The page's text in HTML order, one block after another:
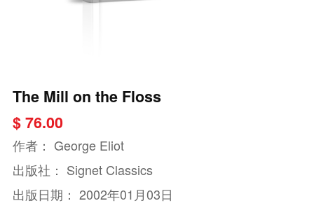
The Mill on the Floss
$ 76.00
作者： George Eliot
出版社： Signet Classics
出版日期： 2002年01月03日